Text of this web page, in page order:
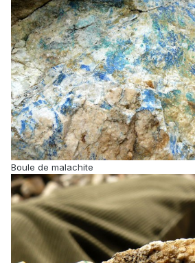
Boule de malachite